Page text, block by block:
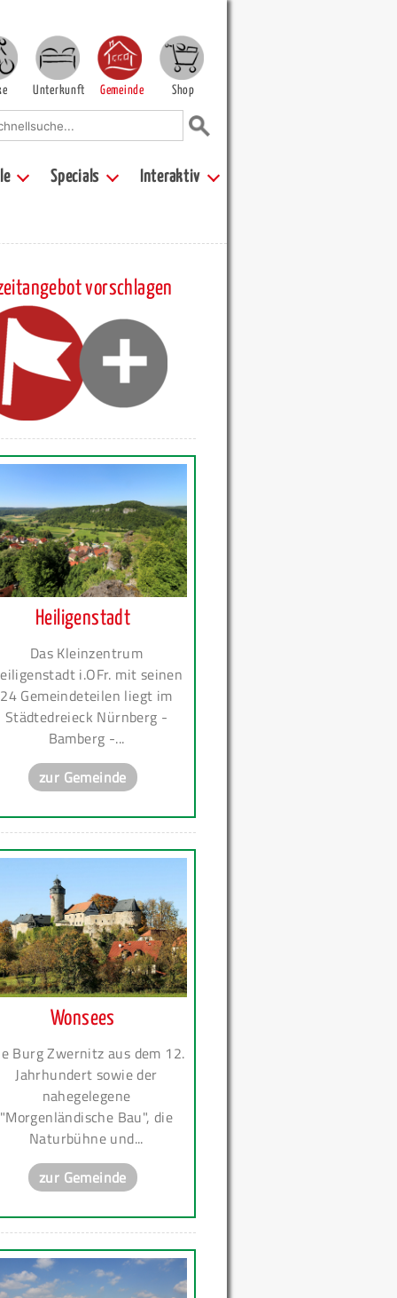
Unterkunft Gemeinde Shop
Specials Interaktiv
vorschlagen
Heiligenstadt
Das Kleinzentrum
i.OFr. mit seinen
24 Gemeindeteilen liegt im
Städtedreieck Nürnberg -
Bamberg -...
zur Gemeinde
Wonsees
Burg Zwernitz aus dem 12.
Jahrhundert sowie der
nahegelegene
"Morgenländische Bau", die
Naturbühne und...
zur Gemeinde